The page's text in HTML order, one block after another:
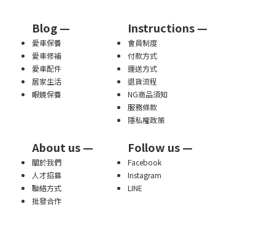
Blog — Instructions —
愛車保養
會員制度
愛車修補
付款方式
愛車配件
運送方式
居家生活
退貨流程
眼鏡保養
NG商品須知
服務條款
隱私權政策
About us — Follow us —
關於我們
Facebook
人才招募
Instagram
聯絡方式
LINE
批發合作